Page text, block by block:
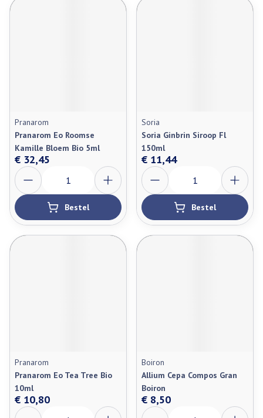
Pranarom
Pranarom Eo Roomse
Kamille Bloem Bio 5ml
€ 32,45
Aantal
Bestel
Soria
Soria Ginbrin Siroop Fl
150ml
€ 11,44
Aantal
Bestel
Pranarom
Pranarom Eo Tea Tree Bio
10ml
€ 10,80
Aantal
Boiron
Allium Cepa Compos Gran
Boiron
€ 8,50
Aantal